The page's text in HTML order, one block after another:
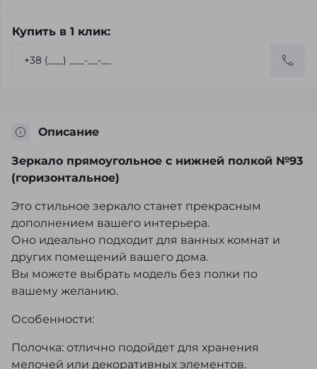
Купить в 1 клик:
Описание
Зеркало прямоугольное с нижней полкой №93
(горизонтальное)
Это стильное зеркало станет прекрасным
дополнением вашего интерьера.
Оно идеально подходит для ванных комнат и
других помещений вашего дома.
Вы можете выбрать модель без полки по
вашему желанию.
Особенности:
Полочка: отлично подойдет для хранения
мелочей или декоративных элементов.